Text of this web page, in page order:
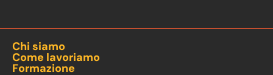
Chi siamo
Come lavoriamo
Formazione